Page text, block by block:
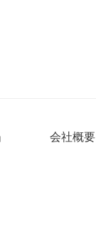
会社概要